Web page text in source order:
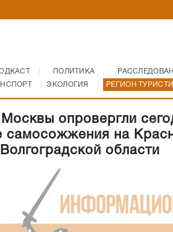
ПОЛИТИКА
ЭКОЛОГИЯ РЕГИОН
опровергли
самосожжения на
области